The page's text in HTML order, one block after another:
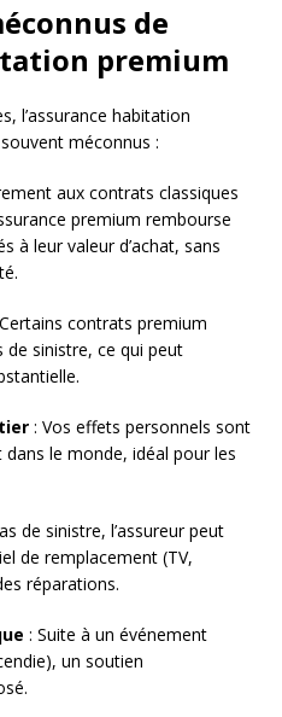
de
premium
l’assurance habitation
méconnus :
aux contrats classiques
premium rembourse
à leur valeur d’achat, sans
contrats premium
de sinistre, ce qui peut
: Vos effets personnels sont
le monde, idéal pour les
de sinistre, l’assureur peut
de remplacement (TV,
réparations.
: Suite à un événement
un soutien